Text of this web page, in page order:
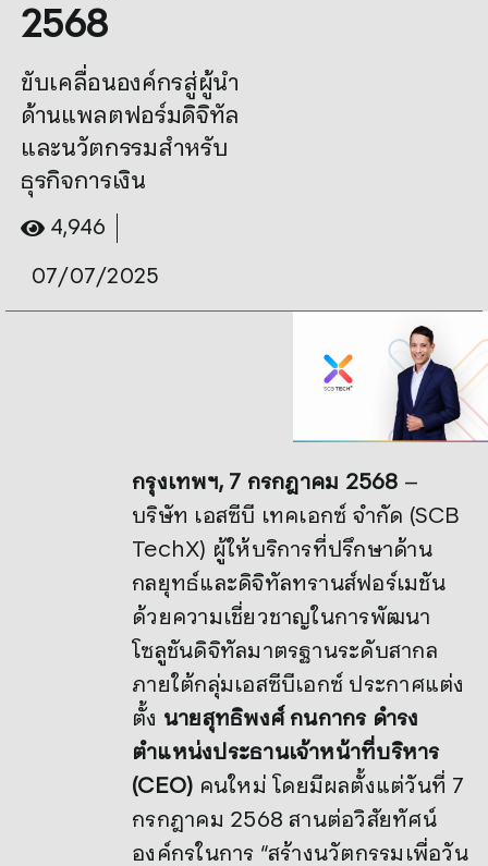
2568
ขับเคลื่อนองค์กรสู่ผู้นำ
ด้านแพลตฟอร์มดิจิทัล
และนวัตกรรมสำหรับ
ธุรกิจการเงิน
4,946
07/07/2025
กรุงเทพฯ, 7 กรกฎาคม 2568 –
บริษัท เอสซีบี เทคเอกซ์ จำกัด (SCB
TechX) ผู้ให้บริการที่ปรึกษาด้าน
กลยุทธ์และดิจิทัลทรานส์ฟอร์เมชัน
ด้วยความเชี่ยวชาญในการพัฒนา
โซลูชันดิจิทัลมาตรฐานระดับสากล
ภายใต้กลุ่มเอสซีบีเอกซ์ ประกาศแต่ง
ตั้ง นายสุทธิพงศ์ กนกากร ดำรง
ตำแหน่งประธานเจ้าหน้าที่บริหาร
(CEO) คนใหม่ โดยมีผลตั้งแต่วันที่ 7
กรกฎาคม 2568 สานต่อวิสัยทัศน์
องค์กรในการ “สร้างนวัตกรรมเพื่อวัน